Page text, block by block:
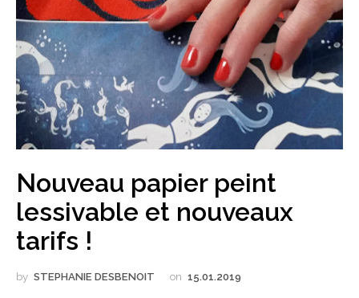
Nouveau papier peint
lessivable et nouveaux
tarifs !
by STEPHANIE DESBENOIT on 15.01.2019